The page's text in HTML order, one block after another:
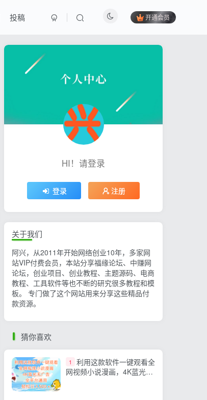
投稿 开通会员
HI！请登录
登录 注册
关于我们
阿兴，从2011年开始网络创业10年，多家网
站VIP付费会员，本站分享福缘论坛、中赚网
论坛，创业项目、创业教程、主题源码、电商
教程、工具软件等也不断的研究很多教程和模
板。 专门做了这个网站用来分享这些精品付
款资源。
猜你喜欢
1
利用这款软件一键观看全
网视频小说漫画，4K蓝光无